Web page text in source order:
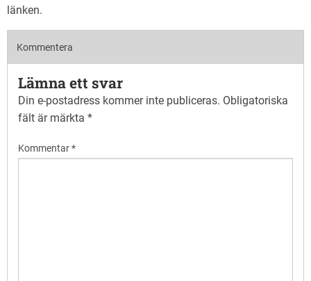
länken.
Kommentera
Lämna ett svar
Din e-postadress kommer inte publiceras. Obligatoriska
fält är märkta *
Kommentar*